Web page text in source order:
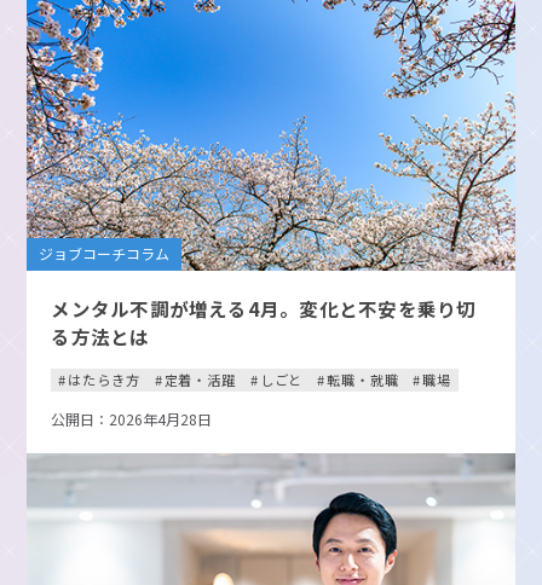
ジョブコーチコラム
メンタル不調が増える4月。変化と不安を乗り切
る方法とは
はたらき方 定着・活躍 しごと 転職・就職 職場
公開日：2026年4月28日